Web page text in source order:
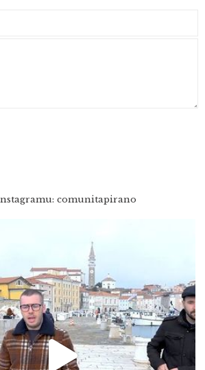
comunitapirano